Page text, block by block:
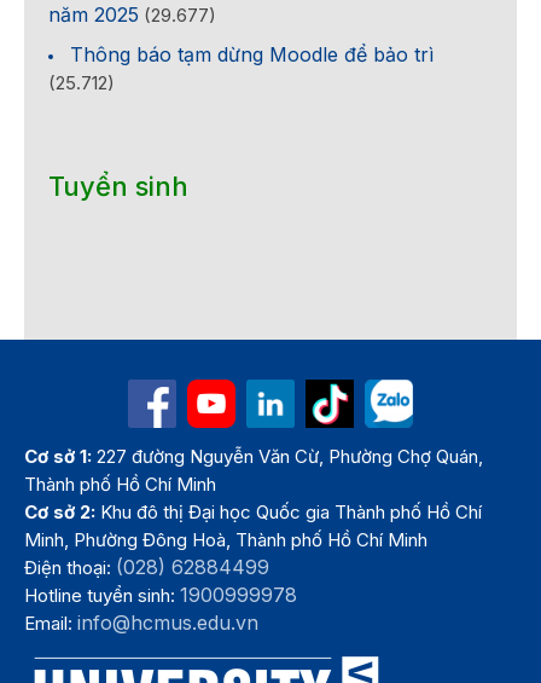
năm 2025 (29.677)
Thông báo tạm dừng Moodle để bảo trì
(25.712)
Tuyển sinh
Cơ sở 1: 227 đường Nguyễn Văn Cừ, Phường Chợ Quán,
Thành phố Hồ Chí Minh
Cơ sở 2: Khu đô thị Đại học Quốc gia Thành phố Hồ Chí
Minh, Phường Đông Hoà, Thành phố Hồ Chí Minh
Điện thoại: (028) 62884499
Hotline tuyển sinh:1900999978
Email:info@hcmus.edu.vn